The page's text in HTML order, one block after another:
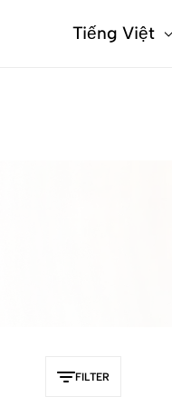
Tiếng Việt
FILTER